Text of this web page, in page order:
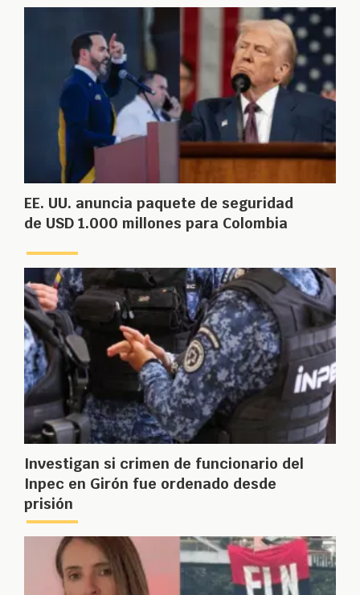
EE. UU. anuncia paquete de seguridad
de USD 1.000 millones para Colombia
Investigan si crimen de funcionario del
Inpec en Girón fue ordenado desde
prisión